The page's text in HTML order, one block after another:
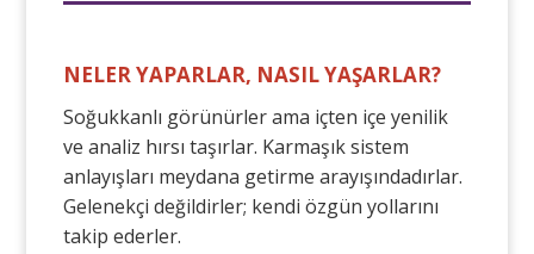
NELER YAPARLAR, NASIL YAŞARLAR?
Soğukkanlı görünürler ama içten içe yenilik
ve analiz hırsı taşırlar. Karmaşık sistem
anlayışları meydana getirme arayışındadırlar.
Gelenekçi değildirler; kendi özgün yollarını
takip ederler.